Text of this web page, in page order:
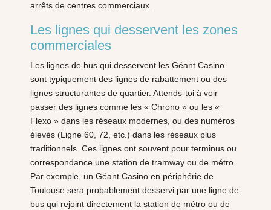
arrêts de centres commerciaux.
Les lignes qui desservent les zones
commerciales
Les lignes de bus qui desservent les Géant Casino
sont typiquement des lignes de rabattement ou des
lignes structurantes de quartier. Attends-toi à voir
passer des lignes comme les « Chrono » ou les «
Flexo » dans les réseaux modernes, ou des numéros
élevés (Ligne 60, 72, etc.) dans les réseaux plus
traditionnels. Ces lignes ont souvent pour terminus ou
correspondance une station de tramway ou de métro.
Par exemple, un Géant Casino en périphérie de
Toulouse sera probablement desservi par une ligne de
bus qui rejoint directement la station de métro ou de